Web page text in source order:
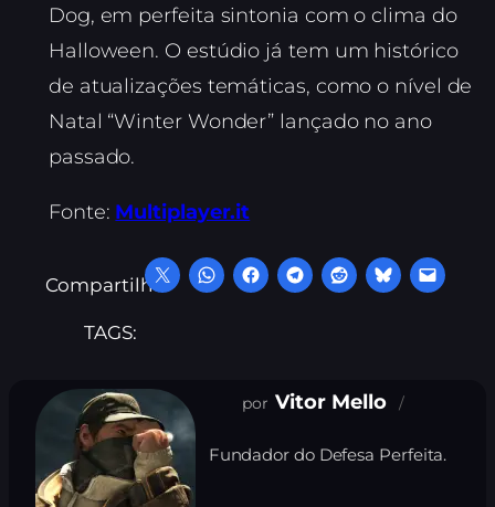
Dog, em perfeita sintonia com o clima do
Halloween. O estúdio já tem um histórico
de atualizações temáticas, como o nível de
Natal “Winter Wonder” lançado no ano
passado.
Fonte: Multiplayer.it
Compartilhe:
TAGS:
Vitor Mello
Fundador do Defesa Perfeita.